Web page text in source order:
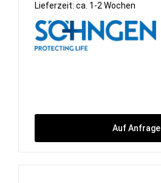
Lieferzeit: ca. 1-2 Wochen
Auf Anfrage